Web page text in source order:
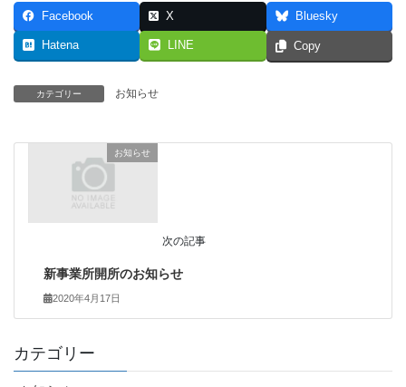
Facebook X Bluesky
Hatena LINE Copy
カテゴリー お知らせ
お知らせ
次の記事
新事業所開所のお知らせ
2020年4月17日
カテゴリー